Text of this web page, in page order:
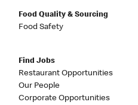
Food Quality & Sourcing
Food Safety
Find Jobs
Restaurant Opportunities
Our People
Corporate Opportunities